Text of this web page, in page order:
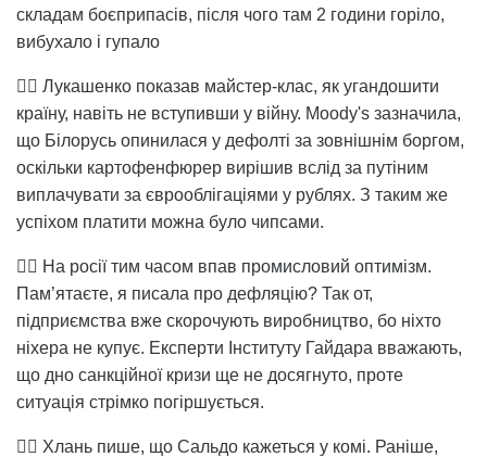
складам боєприпасів, після чого там 2 години горіло,
вибухало і гупало
👉🏻 Лукашенко показав майстер-клас, як угандошити
країну, навіть не вступивши у війну. Moody's зазначила,
що Білорусь опинилася у дефолті за зовнішнім боргом,
оскільки картофенфюрер вирішив вслід за путіним
виплачувати за єврооблігаціями у рублях. З таким же
успіхом платити можна було чипсами.
👉🏻 На росії тим часом впав промисловий оптимізм.
Пам’ятаєте, я писала про дефляцію? Так от,
підприємства вже скорочують виробництво, бо ніхто
ніхера не купує. Експерти Інституту Гайдара вважають,
що дно санкційної кризи ще не досягнуто, проте
ситуація стрімко погіршується.
👉🏻 Хлань пише, що Сальдо кажеться у комі. Раніше,